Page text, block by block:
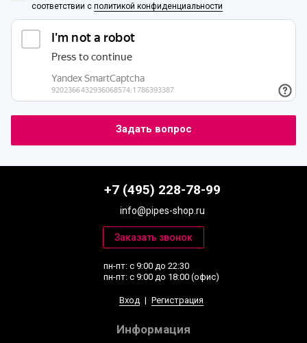
соответствии с политикой конфиденциальности
+7 (495) 228-78-99
info@pipes-shop.ru
пн-пт: с 9:00 до 22:30
пн-пт: с 9:00 до 18:00 (офис)
Вход | Регистрация
Информация